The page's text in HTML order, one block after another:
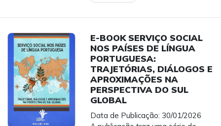
E-BOOK SERVIÇO SOCIAL
NOS PAÍSES DE LÍNGUA
PORTUGUESA:
TRAJETÓRIAS, DIÁLOGOS E
APROXIMAÇÕES NA
PERSPECTIVA DO SUL
GLOBAL
Data de Publicação: 30/01/2026